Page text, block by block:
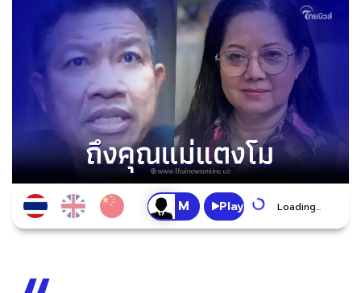
Play Loading...